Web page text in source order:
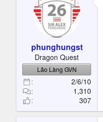
phunghungst
Dragon Quest
Lão Làng GVN
2/6/10
1,310
307